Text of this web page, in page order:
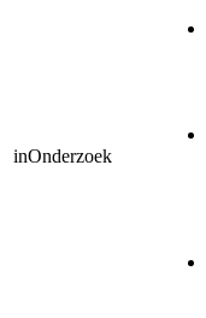
inOnderzoek